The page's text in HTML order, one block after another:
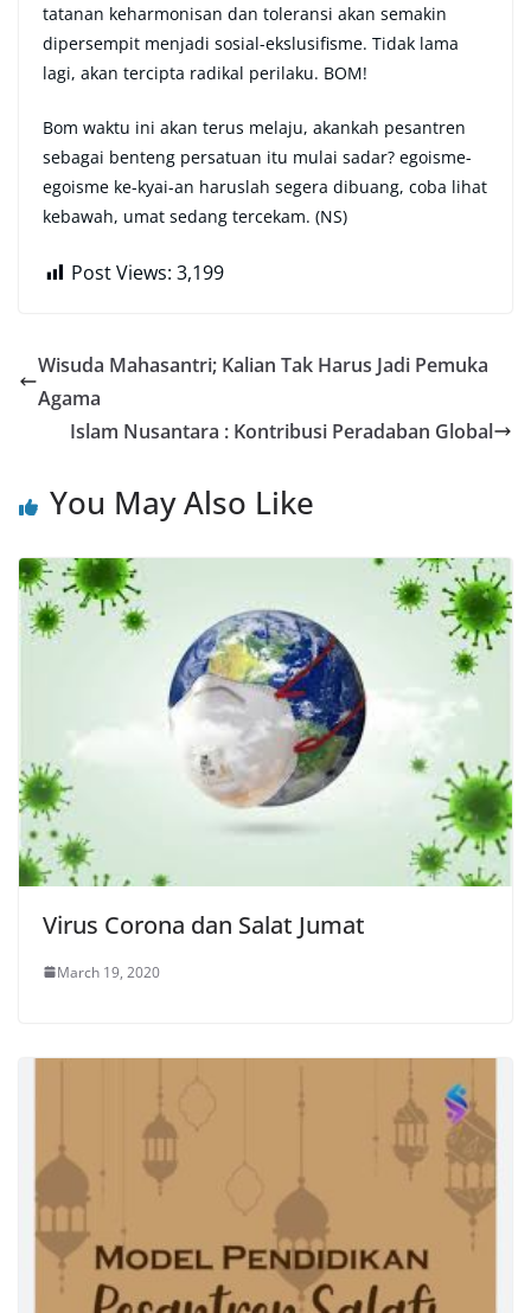
tatanan keharmonisan dan toleransi akan semakin
dipersempit menjadi sosial-ekslusifisme. Tidak lama
lagi, akan tercipta radikal perilaku. BOM!
Bom waktu ini akan terus melaju, akankah pesantren
sebagai benteng persatuan itu mulai sadar? egoisme-
egoisme ke-kyai-an haruslah segera dibuang, coba lihat
kebawah, umat sedang tercekam. (NS)
Post Views: 3,199
Wisuda Mahasantri; Kalian Tak Harus Jadi Pemuka
Agama
Islam Nusantara : Kontribusi Peradaban Global
You May Also Like
Virus Corona dan Salat Jumat
March 19, 2020